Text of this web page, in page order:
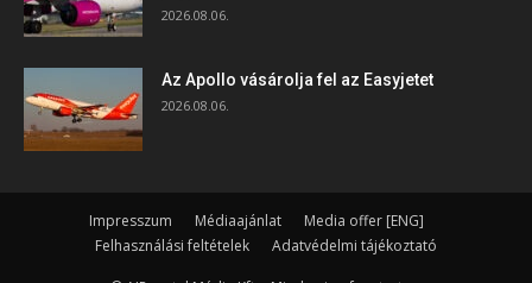
2026.08.06.
Az Apollo vásárolja fel az Easyjetet
2026.08.06.
Impresszum Médiaajánlat
Media offer [ENG]
Felhasználási feltételek
Adatvédelmi tájékoztató